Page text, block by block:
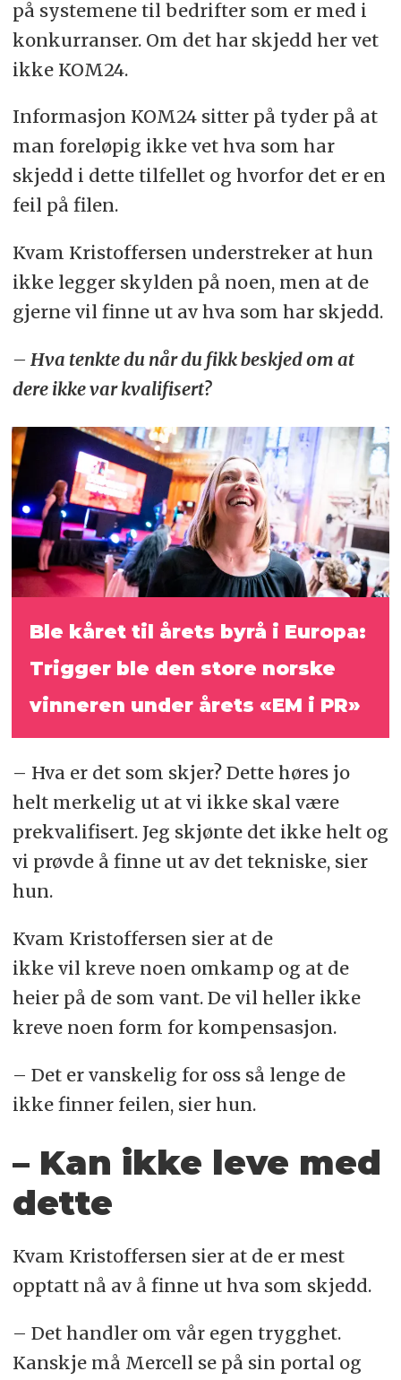
på systemene til bedrifter som er med i
konkurranser. Om det har skjedd her vet
ikke KOM24.
Informasjon KOM24 sitter på tyder på at
man foreløpig ikke vet hva som har
skjedd i dette tilfellet og hvorfor det er en
feil på filen.
Kvam Kristoffersen understreker at hun
ikke legger skylden på noen, men at de
gjerne vil finne ut av hva som har skjedd.
– Hva tenkte du når du fikk beskjed om at
dere ikke var kvalifisert?
Ble kåret til årets byrå i Europa:
Trigger ble den store norske
vinneren under årets «EM i PR»
– Hva er det som skjer? Dette høres jo
helt merkelig ut at vi ikke skal være
prekvalifisert. Jeg skjønte det ikke helt og
vi prøvde å finne ut av det tekniske, sier
hun.
Kvam Kristoffersen sier at de
ikke vil kreve noen omkamp og at de
heier på de som vant. De vil heller ikke
kreve noen form for kompensasjon.
– Det er vanskelig for oss så lenge de
ikke finner feilen, sier hun.
– Kan ikke leve med
dette
Kvam Kristoffersen sier at de er mest
opptatt nå av å finne ut hva som skjedd.
– Det handler om vår egen trygghet.
Kanskje må Mercell se på sin portal og